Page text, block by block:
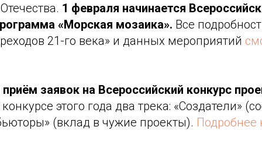
1 февраля начинается
«Морская мозаика». Все
21-го века» и данных мероприятий
заявок на Всероссийский конкурс
этого года два трека: «Создатели»
(вклад в чужие проекты). Подробнее